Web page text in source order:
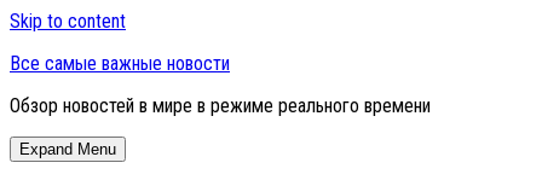
Skip to content
Все самые важные новости
Обзор новостей в мире в режиме реального времени
Expand Menu